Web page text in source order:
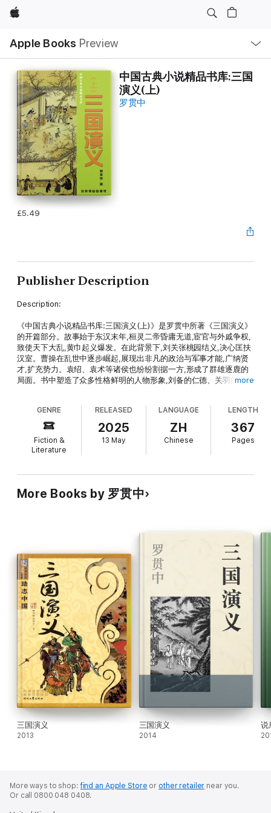
Apple
Apple Books Preview
Nav
Open
Menu
中国古典小说精品书库:三国
演义(上)
罗贯中
£5.49
Publisher Description
Description:
《中国古典小说精品书库:三国演义(上)》是罗贯中所著《三国演义》
的开篇部分。故事始于东汉末年,桓灵二帝昏庸无道,宦官与外戚争权,
致使天下大乱,黄巾起义爆发。在此背景下,刘关张桃园结义,决心匡扶
汉室。曹操在乱世中逐步崛起,展现出非凡的政治与军事才能,广纳贤
才,扩充势力。袁绍、袁术等诸侯也纷纷割据一方,形成了群雄逐鹿的
局面。书中塑造了众多性格鲜明的人物形象,刘备的仁德、关羽的忠
绍,展现了智谋与勇气的较量。通过精彩的情节和生动的描写,展现了
东汉末年的政治黑暗、战争残酷以及英雄人物的壮志豪情,为读者呈现
出一个波澜壮阔的乱世画卷,是中国古典历史演义小说的经典之作,对
后世文学、戏曲、影视等创作产生了深远影响。
罗贯中:元末明初著名小说家,擅长历史演义创作,其《三国演义》是中
国古典四大名著之一,对后世文学创作影响深远。
more
GENRE
Fiction &
Literature
RELEASED
2025
13 May
LANGUAGE
ZH
Chinese
LENGTH
367
Pages
More Books by 罗贯中
三国演义
2013
三国演义
2014
说
More ways to shop:find an Apple Store or other retailer near you.
Or call 0800 048 0408.